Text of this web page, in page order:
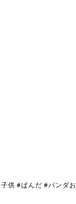
供 #ぱんだ #パンダ